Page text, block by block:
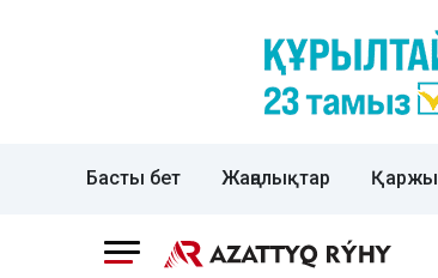
Басты бет Жаңалықтар Қаржы